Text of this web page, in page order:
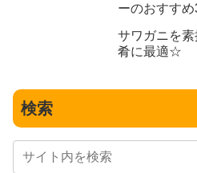
ーのおすすめ
サワガニを
肴に最適☆
検索